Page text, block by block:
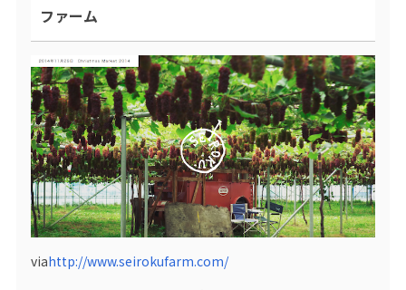
ファーム
viahttp://www.seirokufarm.com/